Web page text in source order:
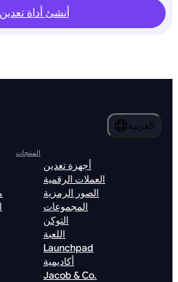
أنشئ أداة
العربية
المنتجات
أجهزة تعدين
العملات الرقمية
الصور الرمزية
المجموعات
التوكن
اللعبة
Launchpad
أكاديمية
Jacob & Co.